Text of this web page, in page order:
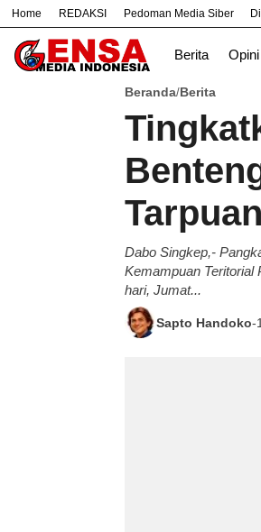
Home REDAKSI Pedoman Media Siber
Berita Opini
# Bekasi Hukum
Beranda/Berita
Dabo Singkep,-
Kemampuan Teritorial
hari, Jumat...
Sapto Handoko-